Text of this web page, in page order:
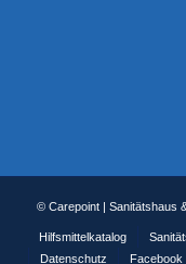
© Carepoint | Sanitätshaus
Hilfsmittelkatalog
Datenschutz
Facebook